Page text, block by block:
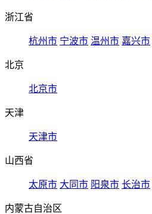
浙江省
杭州市 宁波市 温州市 嘉兴市
北京
北京市
天津
天津市
山西省
太原市 大同市 阳泉市 长治市
内蒙古自治区